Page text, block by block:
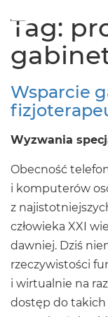
× MENU
Tag:
Wsparcie
Wyzwania
Obecność
i komputerów
z
człowieka XXI
dawniej. Dziś
rzeczywistości
i wirtualnie na
dostęp do takich